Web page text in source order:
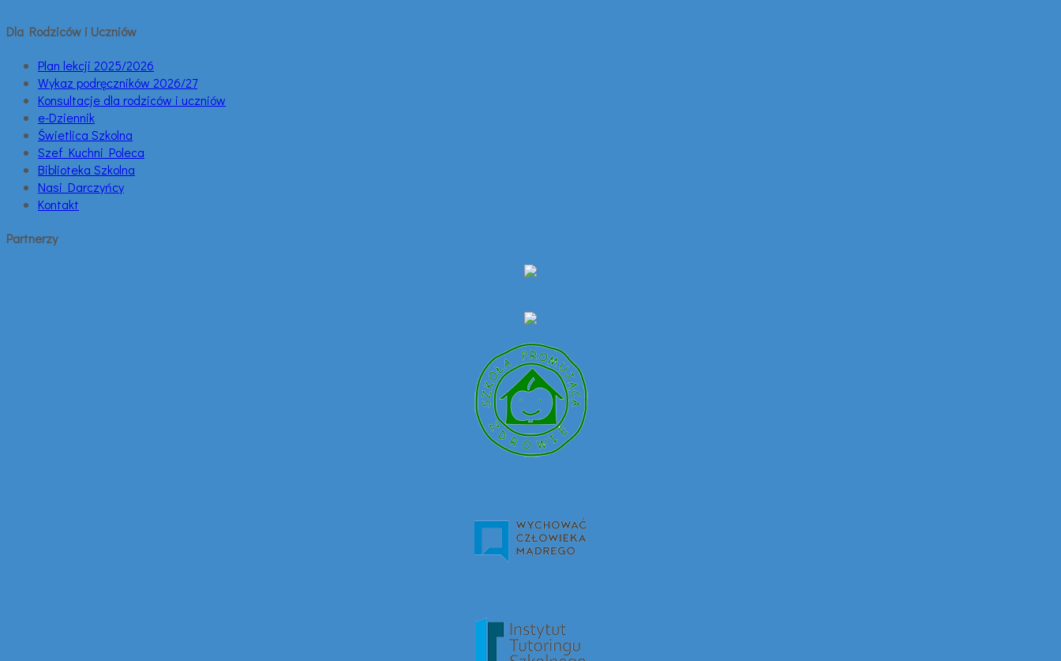
Dla Rodziców i Uczniów
Plan lekcji 2025/2026
Wykaz podręczników 2026/27
Konsultacje dla rodziców i uczniów
e-Dziennik
Świetlica Szkolna
Szef Kuchni Poleca
Biblioteka Szkolna
Nasi Darczyńcy
Kontakt
Partnerzy